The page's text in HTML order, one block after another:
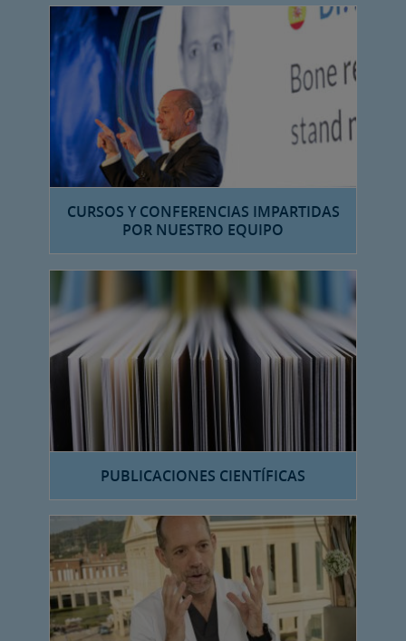
CURSOS Y CONFERENCIAS IMPARTIDAS
POR NUESTRO EQUIPO
PUBLICACIONES CIENTÍFICAS